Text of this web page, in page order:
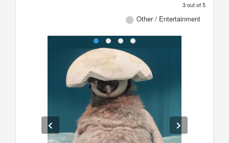
3out of5
Other / Entertainment